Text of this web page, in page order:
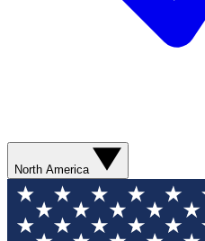
North America